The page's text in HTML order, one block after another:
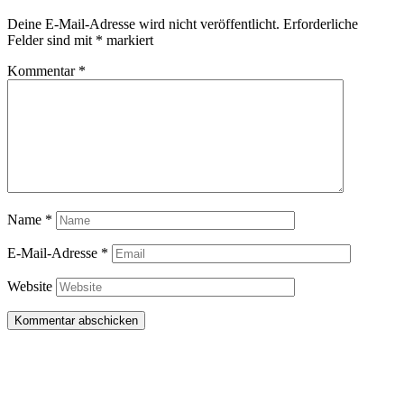
Deine E-Mail-Adresse wird nicht veröffentlicht. Erforderliche
Felder sind mit * markiert
Kommentar *
Name *
E-Mail-Adresse *
Website